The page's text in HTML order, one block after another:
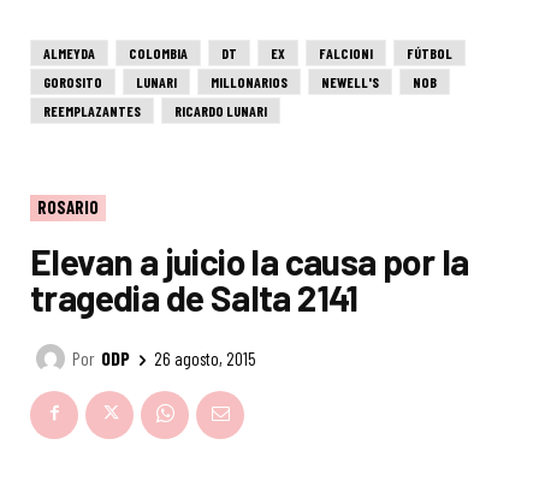
ALMEYDA COLOMBIA DT EX FALCIONI
FÚTBOL
GOROSITO
LUNARI MILLONARIOS NEWELL'S
NOB
REEMPLAZANTES
RICARDO LUNARI